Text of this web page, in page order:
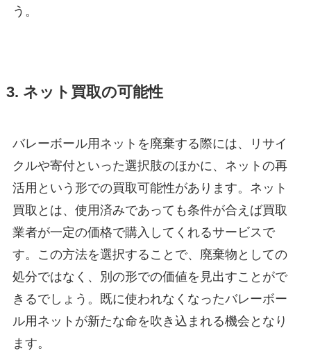
う。
3. ネット買取の可能性
バレーボール用ネットを廃棄する際には、リサイ
クルや寄付といった選択肢のほかに、ネットの再
活用という形での買取可能性があります。ネット
買取とは、使用済みであっても条件が合えば買取
業者が一定の価格で購入してくれるサービスで
す。この方法を選択することで、廃棄物としての
処分ではなく、別の形での価値を見出すことがで
きるでしょう。既に使われなくなったバレーボー
ル用ネットが新たな命を吹き込まれる機会となり
ます。